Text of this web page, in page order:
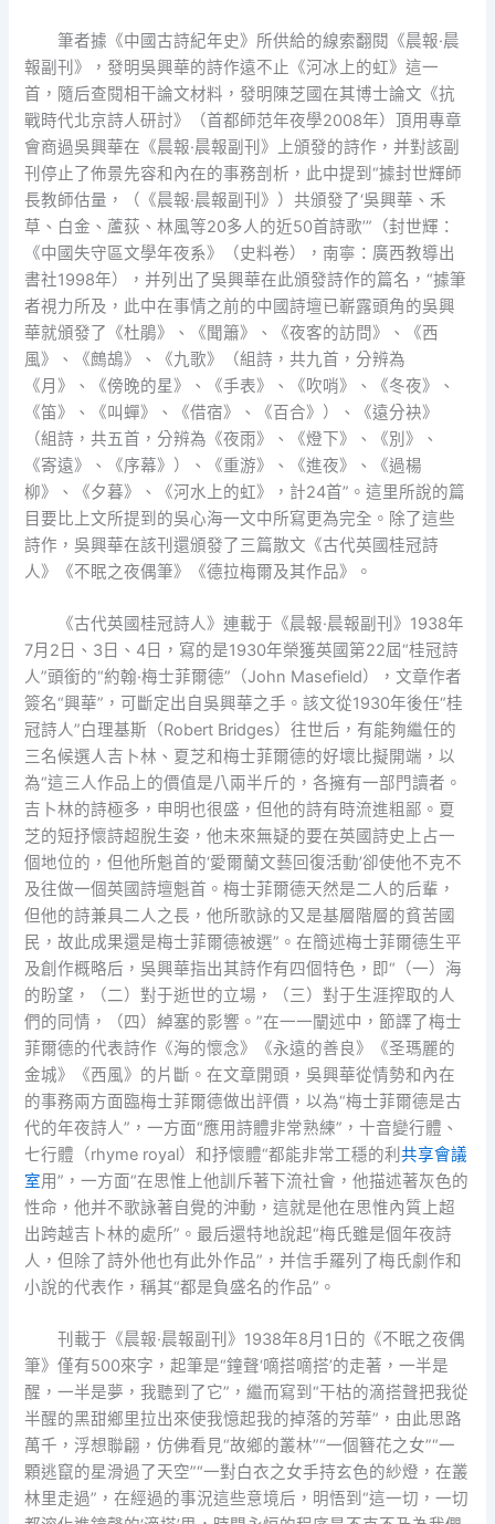
筆者據《中國古詩紀年史》所供給的線索翻閱《晨報·晨
報副刊》，發明吳興華的詩作遠不止《河冰上的虹》這一
首，隨后查閱相干論文材料，發明陳芝國在其博士論文《抗
戰時代北京詩人研討》（首都師范年夜學2008年）頂用專章
會商過吳興華在《晨報·晨報副刊》上頒發的詩作，并對該副
刊停止了佈景先容和內在的事務剖析，此中提到“據封世輝師
長教師估量，（《晨報·晨報副刊》）共頒發了‘吳興華、禾
草、白金、蘆荻、林風等20多人的近50首詩歌’”（封世輝：
《中國失守區文學年夜系》（史料卷），南寧：廣西教導出
書社1998年），并列出了吳興華在此頒發詩作的篇名，“據筆
者視力所及，此中在事情之前的中國詩壇已嶄露頭角的吳興
華就頒發了《杜鵑》、《聞簫》、《夜客的訪問》、《西
風》、《鷓鴣》、《九歌》（組詩，共九首，分辨為
《月》、《傍晚的星》、《手表》、《吹哨》、《冬夜》、
《笛》、《叫蟬》、《借宿》、《百合》）、《遠分袂》
（組詩，共五首，分辨為《夜雨》、《燈下》、《別》、
《寄遠》、《序幕》）、《重游》、《進夜》、《過楊
柳》、《夕暮》、《河水上的虹》，計24首”。這里所說的篇
目要比上文所提到的吳心海一文中所寫更為完全。除了這些
詩作，吳興華在該刊還頒發了三篇散文《古代英國桂冠詩
人》《不眠之夜偶筆》《德拉梅爾及其作品》。
《古代英國桂冠詩人》連載于《晨報·晨報副刊》1938年
7月2日、3日、4日，寫的是1930年榮獲英國第22屆“桂冠詩
人”頭銜的“約翰·梅士菲爾德”（John Masefield），文章作者
簽名“興華”，可斷定出自吳興華之手。該文從1930年後任“桂
冠詩人”白理基斯（Robert Bridges）往世后，有能夠繼任的
三名候選人吉卜林、夏芝和梅士菲爾德的好壞比擬開端，以
為“這三人作品上的價值是八兩半斤的，各擁有一部門讀者。
吉卜林的詩極多，申明也很盛，但他的詩有時流進粗鄙。夏
芝的短抒懷詩超脫生姿，他未來無疑的要在英國詩史上占一
個地位的，但他所魁首的‘愛爾蘭文藝回復活動’卻使他不克不
及往做一個英國詩壇魁首。梅士菲爾德天然是二人的后輩，
但他的詩兼具二人之長，他所歌詠的又是基層階層的貧苦國
民，故此成果還是梅士菲爾德被選”。在簡述梅士菲爾德生平
及創作概略后，吳興華指出其詩作有四個特色，即“（一）海
的盼望，（二）對于逝世的立場，（三）對于生涯搾取的人
們的同情，（四）綽塞的影響。”在一一闡述中，節譯了梅士
菲爾德的代表詩作《海的懷念》《永遠的善良》《圣瑪麗的
金城》《西風》的片斷。在文章開頭，吳興華從情勢和內在
的事務兩方面臨梅士菲爾德做出評價，以為“梅士菲爾德是古
代的年夜詩人”，一方面“應用詩體非常熟練”，十音變行體、
七行體（rhyme royal）和抒懷體“都能非常工穩的利共享會議
室用”，一方面“在思惟上他訓斥著下流社會，他描述著灰色的
性命，他并不歌詠著自覺的沖動，這就是他在思惟內質上超
出跨越吉卜林的處所”。最后還特地說起“梅氏雖是個年夜詩
人，但除了詩外他也有此外作品”，并信手羅列了梅氏劇作和
小說的代表作，稱其“都是負盛名的作品”。
刊載于《晨報·晨報副刊》1938年8月1日的《不眠之夜偶
筆》僅有500來字，起筆是“鐘聲‘嘀搭嘀搭’的走著，一半是
醒，一半是夢，我聽到了它”，繼而寫到“干枯的滴搭聲把我從
半醒的黑甜鄉里拉出來使我憶起我的掉落的芳華”，由此思路
萬千，浮想聯翩，仿佛看見“故鄉的叢林”“一個簪花之女”“一
顆逃竄的星滑過了天空”“一對白衣之女手持玄色的紗燈，在叢
林里走過”，在經過的事況這些意境后，明悟到“這一切，一切